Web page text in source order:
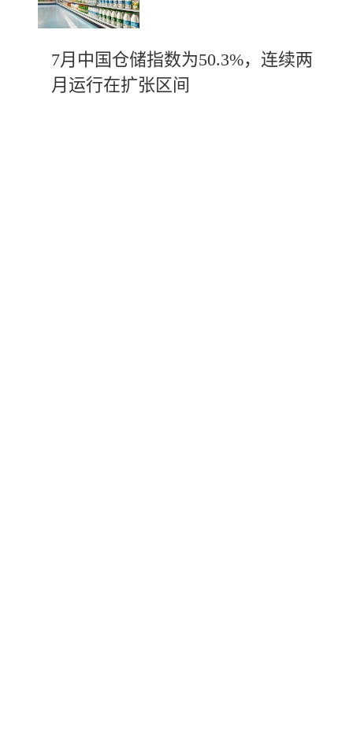
7月中国仓储指数为50.3%，连续两
月运行在扩张区间